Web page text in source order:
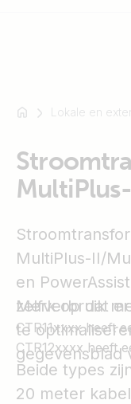
Bijvoorbeeld
Multiplus-
Orion
SmartShunt
Lokale en
MultiPlus-II/
en
zelfverbruik
te
gegevensblad
Merk op dat
CTR11xxxx heeft
CTR12xxxx heeft
Beide types
20 meter